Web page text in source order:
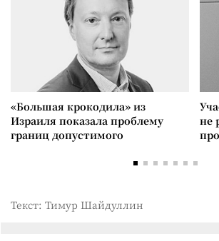
«Большая крокодила» из
Израиля показала проблему
границ допустимого
не
Текст: Тимур Шайдуллин